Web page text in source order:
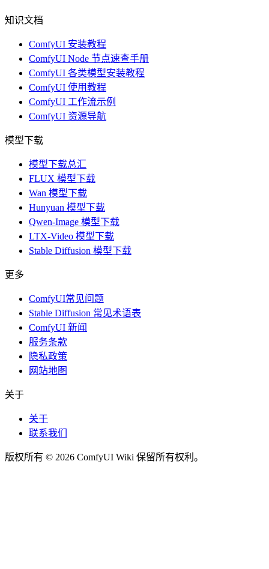
知识文档
ComfyUI 安装教程
ComfyUI Node 节点速查手册
ComfyUI 各类模型安装教程
ComfyUI 使用教程
ComfyUI 工作流示例
ComfyUI 资源导航
模型下载
模型下载总汇
FLUX 模型下载
Wan 模型下载
Hunyuan 模型下载
Qwen-Image 模型下载
LTX-Video 模型下载
Stable Diffusion 模型下载
更多
ComfyUI常见问题
Stable Diffusion 常见术语表
ComfyUI 新闻
服务条款
隐私政策
网站地图
关于
关于
联系我们
版权所有 © 2026 ComfyUI Wiki 保留所有权利。